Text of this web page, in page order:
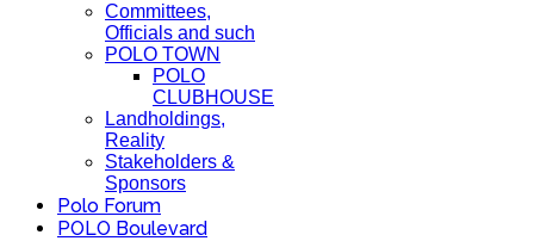
Committees,
Officials and such
POLO TOWN
POLO
CLUBHOUSE
Landholdings,
Reality
Stakeholders &
Sponsors
Polo Forum
POLO Boulevard